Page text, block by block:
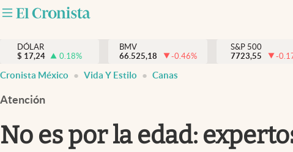
Internacionales
Opinión
Brand Strategy
Vida y estilo
DÓLAR
$ 17,24 0.18%
BMV
66.525,18
-0.46%
S&P 500
7723,55
-
Cronista México Vida Y Estilo Canas
Atención
No es por la edad: